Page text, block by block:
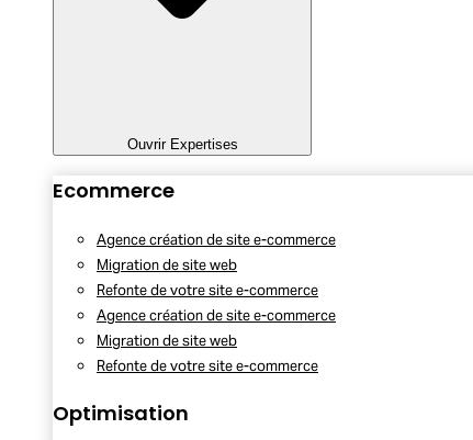
Ouvrir Expertises
Ecommerce
Agence création de site e-commerce
Migration de site web
Refonte de votre site e-commerce
Agence création de site e-commerce
Migration de site web
Refonte de votre site e-commerce
Optimisation